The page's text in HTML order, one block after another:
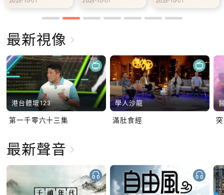
最新視像
港台體壇123
第一千零六十三集
學人沙龍
滿肚食經
最新聲音